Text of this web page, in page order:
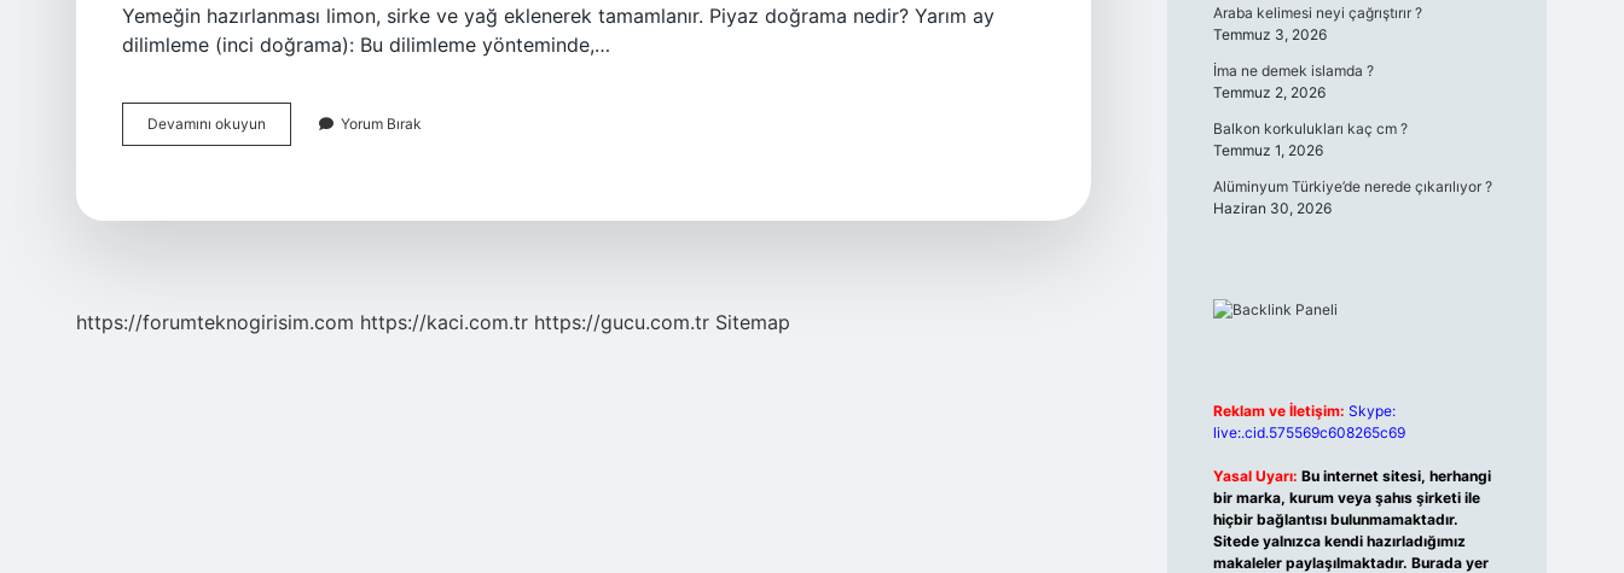
Yemeğin hazırlanması limon, sirke ve yağ eklenerek tamamlanır. Piyaz doğrama nedir? Yarım ay
dilimleme (inci doğrama): Bu dilimleme yönteminde,…
Devamını okuyun
Için
Yorum Bırak
https://forumteknogirisim.com https://kaci.com.tr https://gucu.com.tr Sitemap
Araba kelimesi neyi çağrıştırır ?
Temmuz 3, 2026
İma ne demek islamda ?
Temmuz 2, 2026
Balkon korkulukları kaç cm ?
Temmuz 1, 2026
Alüminyum Türkiye’de nerede çıkarılıyor ?
Haziran 30, 2026
Reklam ve İletişim: Skype:
live:.cid.575569c608265c69
Yasal Uyarı: Bu internet sitesi, herhangi
bir marka, kurum veya şahıs şirketi ile
hiçbir bağlantısı bulunmamaktadır.
Sitede yalnızca kendi hazırladığımız
makaleler paylaşılmaktadır. Burada yer